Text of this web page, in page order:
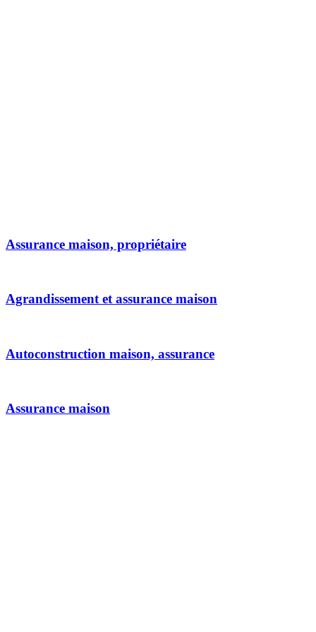
Assurance maison, propriétaire
Agrandissement et assurance maison
Autoconstruction maison, assurance
Assurance maison